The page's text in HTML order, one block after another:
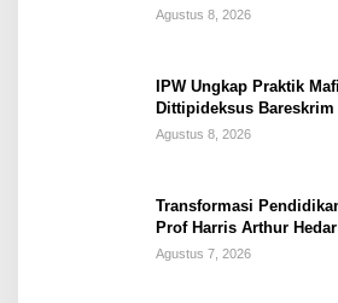
Tahun 2017
Agustus 8, 2026
IPW Ungkap Praktik
Dittipideksus
Penanganan Kasus PT
Agustus 8, 2026
Transformasi
Prof Harris Arthur
Kampus
Agustus 7, 2026